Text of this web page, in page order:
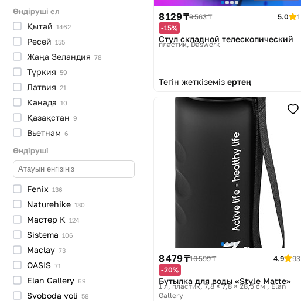
Өндіруші ел
Қытай 1462
Ресей 155
Жаңа Зеландия 78
Түркия 59
Латвия 21
Канада 10
Қазақстан 9
Вьетнам 6
Эстония
Филиппин3
Ұлыбритания3
Тайвань
Индонезия 3
Үндістан 2
Малайзия2
Швеция 1
Өндіруші
Fenix 136
Naturehike 130
Мастер К 124
Sistema 106
Maclay 73
OASIS 71
Elan Gallery 69
Svoboda voli 58
8 129 ₸9 563 ₸ 5.0
1
-15%
Стул складной телескопический
пластик Daswerk
Тегін жеткіземіз ертең
8 479 ₸10 599 ₸ 4.9
93
-20%
Бутылка для воды «Style Matte»
1 л, пластик, 7,8 × 7,8 × 28,5 см Elan
Gallery